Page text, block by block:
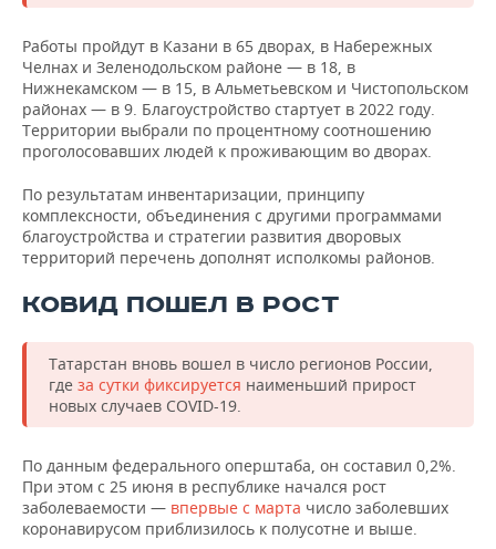
Работы пройдут в Казани в 65 дворах, в Набережных
Челнах и Зеленодольском районе — в 18, в
Нижнекамском — в 15, в Альметьевском и Чистопольском
районах — в 9. Благоустройство стартует в 2022 году.
Территории выбрали по процентному соотношению
проголосовавших людей к проживающим во дворах.
По результатам инвентаризации, принципу
комплексности, объединения с другими программами
благоустройства и стратегии развития дворовых
территорий перечень дополнят исполкомы районов.
КОВИД ПОШЕЛ В РОСТ
Татарстан вновь вошел в число регионов России,
где за сутки фиксируется наименьший прирост
новых случаев COVID-19.
По данным федерального оперштаба, он составил 0,2%.
При этом с 25 июня в республике начался рост
заболеваемости — впервые с марта число заболевших
коронавирусом приблизилось к полусотне и выше.